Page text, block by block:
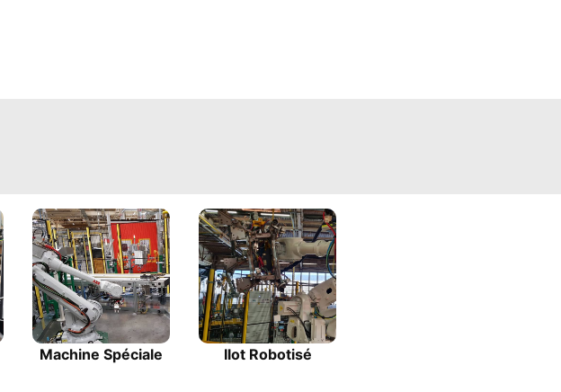
Machine Spéciale Ilot Robotisé